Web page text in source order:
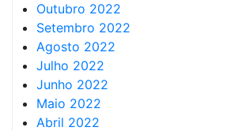
Outubro 2022
Setembro 2022
Agosto 2022
Julho 2022
Junho 2022
Maio 2022
Abril 2022